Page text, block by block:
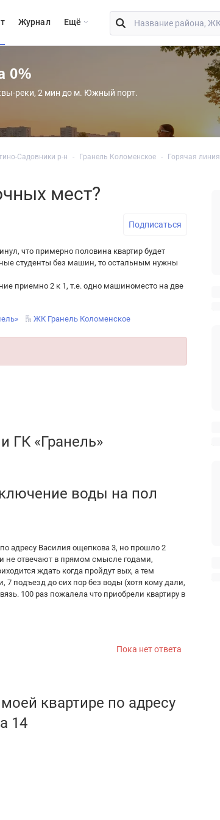
Журнал Eщё
0%
реки, 2 мин до м. Южный порт.
Садовники р-н Гранель Коломенское Горячая линия
мест?
Подписаться
что примерно половина квартир будет
студенты без машин, то остальным нужны
приемно 2 к 1, т.е. одно машиноместо на две
ЖК Гранель Коломенское
ГК «Гранель»
воды на пол
адресу Василия ощепкова 3, но прошло 2
не отвечают в прямом смысле годами,
ждать когда пройдут вых, а тем
подъезд до сих пор без воды (хотя кому дали,
100 раз пожалела что приобрели квартиру в
Пока нет ответа
квартире по адресу
14